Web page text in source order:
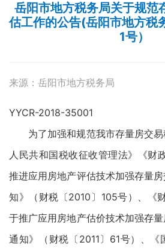
岳阳市地方税务局关于规范
估工作的公告(岳阳市地方税
1号）
来源：岳阳市地方税务局
YYCR-2018-35001
为了加强和规范我市存量房交
人民共和国税收征收管理法》《财
推进应用房地产评估技术加强存量
知》（财税〔2010〕105号）、《
于推广应用房地产估价技术加强存
通知》（财税〔2011〕61号）、《